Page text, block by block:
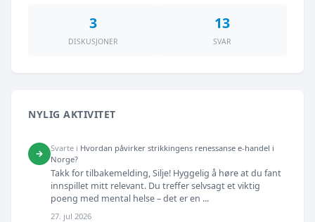
3
DISKUSJONER
13
SVAR
NYLIG AKTIVITET
→ Svarte i Hvordan påvirker strikkingens renessanse e-handel i
Norge?
Takk for tilbakemelding, Silje! Hyggelig å høre at du fant
innspillet mitt relevant. Du treffer selvsagt et viktig
poeng med mental helse – det er en ...
27. jul 2026